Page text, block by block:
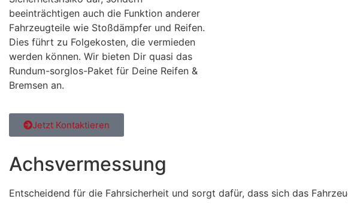
beeinträchtigen auch die Funktion anderer
Fahrzeugteile wie Stoßdämpfer und Reifen.
Dies führt zu Folgekosten, die vermieden
werden können. Wir bieten Dir quasi das
Rund­um-sorg­los-Pa­ket für Deine Reifen &
Bremsen an.
Jetzt Kontaktieren
Achsvermessung
Entscheidend für die Fahrsicherheit und sorgt dafür, dass sich das